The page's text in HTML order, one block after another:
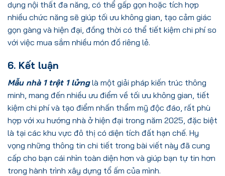
dụng nội thất đa năng, có thể gấp gọn hoặc tích hợp
nhiều chức năng sẽ giúp tối ưu không gian, tạo cảm giác
gọn gàng và hiện đại, đồng thời có thể tiết kiệm chi phí so
với việc mua sắm nhiều món đồ riêng lẻ.
6. Kết luận
Mẫu nhà 1 trệt 1 lửnglà một giải pháp kiến trúc thông
minh, mang đến nhiều ưu điểm về tối ưu không gian, tiết
kiệm chi phí và tạo điểm nhấn thẩm mỹ độc đáo, rất phù
hợp với xu hướng nhà ở hiện đại trong năm 2025, đặc biệt
là tại các khu vực đô thị có diện tích đất hạn chế. Hy
vọng những thông tin chi tiết trong bài viết này đã cung
cấp cho bạn cái nhìn toàn diện hơn và giúp bạn tự tin hơn
trong hành trình xây dựng tổ ấm của mình.